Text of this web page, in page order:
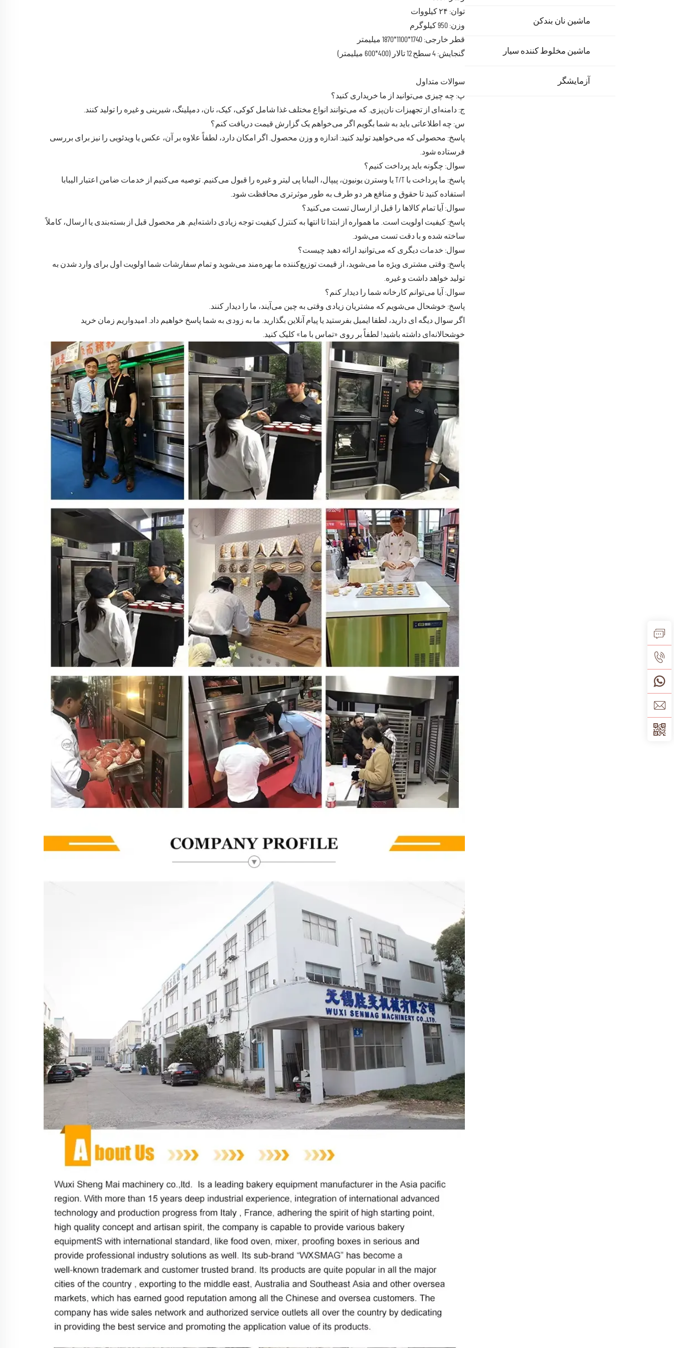
ماشین نان بندکن
ماشین مخلوط کننده سیار
آزمایشگر
توان: ۲۴ کیلووات
وزن: 950 کیلوگرم
قطر خارجی: 1740*1100*1870 میلیمتر
گنجایش: 4 سطح 12 تالار (400*600 میلیمتر)
سوالات متداول
پ: چه چیزی می‌توانید از ما خریداری کنید؟
ج: دامنه‌ای از تجهیزات نان‌پزی. که می‌توانند انواع مختلف غذا شامل کوکی، کیک، نان، دمپلینگ، شیرینی و غیره را تولید کنند.
س: چه اطلاعاتی باید به شما بگویم اگر می‌خواهم یک گزارش قیمت دریافت کنم؟
پاسخ: محصولی که می‌خواهید تولید کنید: اندازه و وزن محصول. اگر امکان دارد، لطفاً علاوه بر آن، عکس یا ویدئویی را نیز برای بررسی
فرستاده شود.
سوال: چگونه باید پرداخت کنیم؟
پاسخ: ما پرداخت با T/T یا وسترن یونیون، پیپال، الیبابا پی لیتر و غیره را قبول می‌کنیم. توصیه می‌کنیم از خدمات ضامن اعتبار الیبابا
استفاده کنید تا حقوق و منافع هر دو طرف به طور موثرتری محافظت شود.
سوال: آیا تمام کالاها را قبل از ارسال تست می‌کنید؟
پاسخ: کیفیت اولویت است. ما همواره از ابتدا تا انتها به کنترل کیفیت توجه زیادی داشته‌ایم. هر محصول قبل از بسته‌بندی یا ارسال، کاملاً
ساخته شده و با دقت تست می‌شود.
سوال: خدمات دیگری که می‌توانید ارائه دهید چیست؟
پاسخ: وقتی مشتری ویژه ما می‌شوید، از قیمت توزیع‌کننده ما بهره‌مند می‌شوید و تمام سفارشات شما اولویت اول برای وارد شدن به
تولید خواهد داشت و غیره.
سوال: آیا می‌توانم کارخانه شما را دیدار کنم؟
پاسخ: خوشحال می‌شویم که مشتریان زیادی وقتی به چین می‌آیند، ما را دیدار کنند.
اگر سوال دیگه ای دارید، لطفا ایمیل بفرستید یا پیام آنلاین بگذارید. ما به زودی به شما پاسخ خواهیم داد. امیدواریم زمان خرید
خوشحالانه‌ای داشته باشید! لطفاً بر روی «تماس با ما» کلیک کنید.